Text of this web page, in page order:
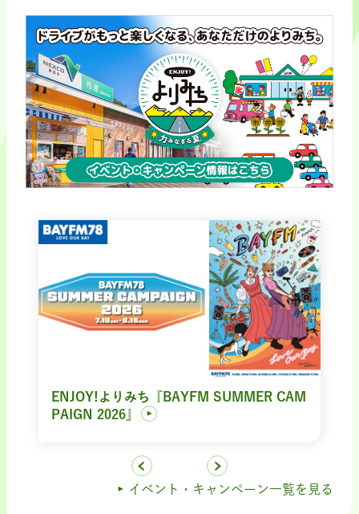
ENJOY!よりみち『BAYFM SUMMER CAM
PAIGN 2026』
イベント・キャンペーン一覧を見る